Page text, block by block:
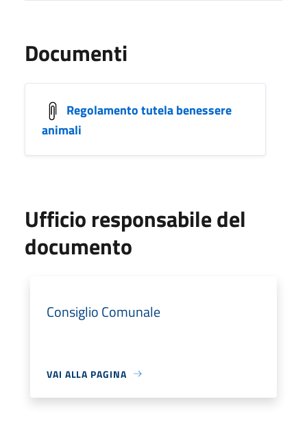
Documenti
Regolamento tutela benessere
animali
Ufficio responsabile del
documento
Consiglio Comunale
VAI ALLA PAGINA